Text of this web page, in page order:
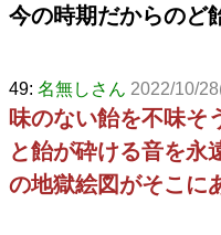
今の時期だからのど
49: 名無しさん 2022/10/
味のない飴を不味そ
と飴が砕ける音を永
の地獄絵図がそこに